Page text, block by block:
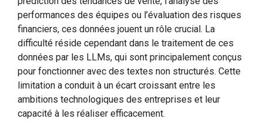
performances des équipes ou l’évaluation des risques
financiers, ces données jouent un rôle crucial. La
difficulté réside cependant dans le traitement de ces
données par les LLMs, qui sont principalement conçus
pour fonctionner avec des textes non structurés. Cette
limitation a conduit à un écart croissant entre les
ambitions technologiques des entreprises et leur
capacité à les réaliser efficacement.